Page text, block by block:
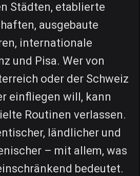
Städten, etablierte
ausgebaute
internationale
und Pisa. Wer von
oder der Schweiz
einfliegen will, kann
Routinen verlassen.
ländlicher und
– mit allem, was
bedeutet.